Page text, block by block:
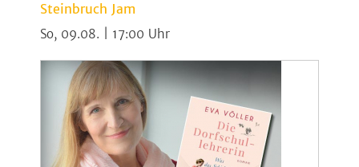
Steinbruch Jam
So, 09.08. | 17:00